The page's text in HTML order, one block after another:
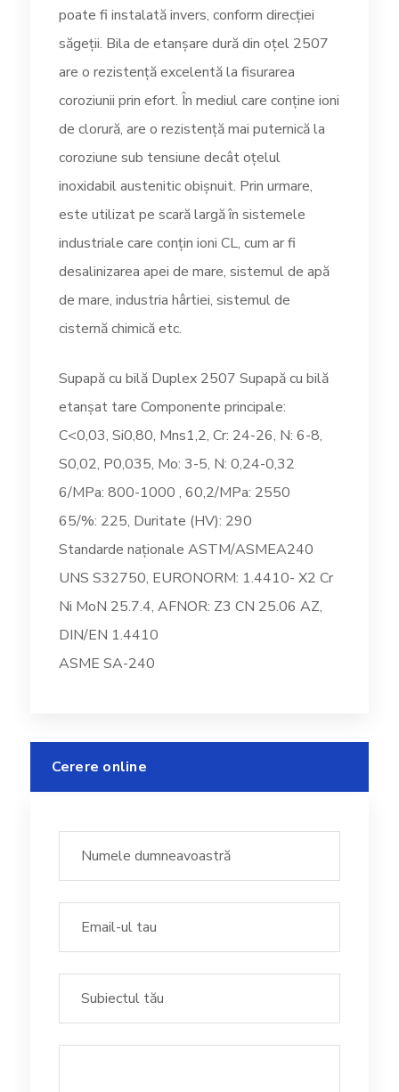
poate fi instalată invers, conform direcției
săgeții. Bila de etanșare dură din oțel 2507
are o rezistență excelentă la fisurarea
coroziunii prin efort. În mediul care conține ioni
de clorură, are o rezistență mai puternică la
coroziune sub tensiune decât oțelul
inoxidabil austenitic obișnuit. Prin urmare,
este utilizat pe scară largă în sistemele
industriale care conțin ioni CL, cum ar fi
desalinizarea apei de mare, sistemul de apă
de mare, industria hârtiei, sistemul de
cisternă chimică etc.
Supapă cu bilă Duplex 2507 Supapă cu bilă
etanșat tare Componente principale:
C<0,03, Si0,80, Mns1,2, Cr: 24-26, N: 6-8,
S0,02, P0,035, Mo: 3-5, N: 0,24-0,32
6/MPa: 800-1000 , 60,2/MPa: 2550
65/%: 225, Duritate (HV): 290
Standarde naționale ASTM/ASMEA240
UNS S32750, EURONORM: 1.4410- X2 Cr
Ni MoN 25.7.4, AFNOR: Z3 CN 25.06 AZ,
DIN/EN 1.4410
ASME SA-240
Cerere online